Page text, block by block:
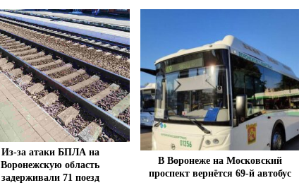
Из-за атаки БПЛА на
Воронежскую область
задерживали 71 поезд
В Воронеже на Московский
проспект вернётся 69-й автобус